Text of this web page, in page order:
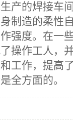
产的焊接车
制造的柔性
强度。在一
操作工人，
工作，提高
全方面的。